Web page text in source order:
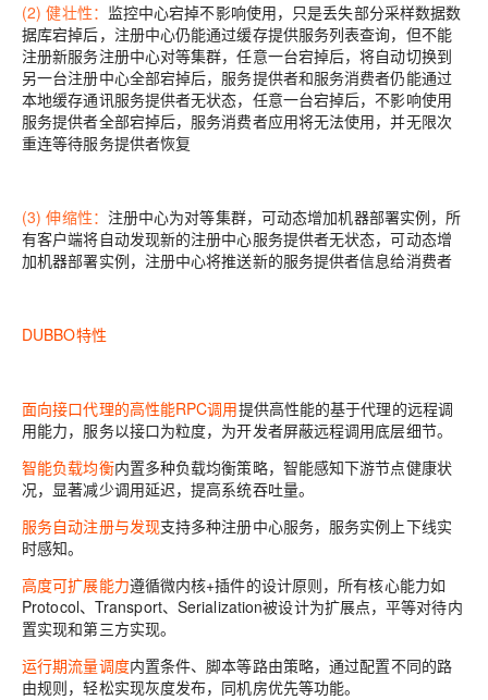
(2) 健壮性： 监控中心宕掉不影响使用，只是丢失部分采样数据数
据库宕掉后，注册中心仍能通过缓存提供服务列表查询，但不能
注册新服务注册中心对等集群，任意一台宕掉后，将自动切换到
另一台注册中心全部宕掉后，服务提供者和服务消费者仍能通过
本地缓存通讯服务提供者无状态，任意一台宕掉后，不影响使用
服务提供者全部宕掉后，服务消费者应用将无法使用，并无限次
重连等待服务提供者恢复
(3) 伸缩性： 注册中心为对等集群，可动态增加机器部署实例，所
有客户端将自动发现新的注册中心服务提供者无状态，可动态增
加机器部署实例，注册中心将推送新的服务提供者信息给消费者
DUBBO特性
面向接口代理的高性能RPC调用提供高性能的基于代理的远程调
用能力，服务以接口为粒度，为开发者屏蔽远程调用底层细节。
智能负载均衡内置多种负载均衡策略，智能感知下游节点健康状
况，显著减少调用延迟，提高系统吞吐量。
服务自动注册与发现支持多种注册中心服务，服务实例上下线实
时感知。
高度可扩展能力遵循微内核+插件的设计原则，所有核心能力如
Protocol、Transport、Serialization被设计为扩展点，平等对待内
置实现和第三方实现。
运行期流量调度内置条件、脚本等路由策略，通过配置不同的路
由规则，轻松实现灰度发布，同机房优先等功能。